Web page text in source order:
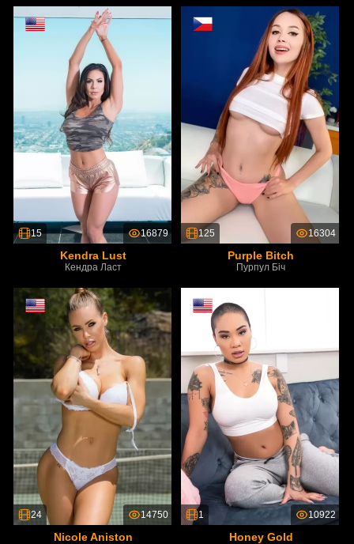
15 16879
Kendra Lust
Кендра Ласт
125 16304
Purple Bitch
Пурпул Біч
24 14750
Nicole Aniston
1 10922
Honey Gold